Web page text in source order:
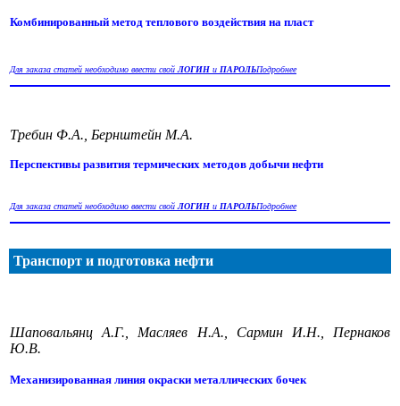
Комбинированный метод теплового воздействия на пласт
Для заказа статей необходимо ввести свойЛОГИН и ПАРОЛЬПодробнее
Требин Ф.А., Бернштейн М.А.
Перспективы развития термических методов добычи нефти
Для заказа статей необходимо ввести свойЛОГИН и ПАРОЛЬПодробнее
Транспорт и подготовка нефти
Шаповальянц А.Г., Масляев Н.А., Сармин И.Н., Пернаков
Ю.В.
Механизированная линия окраски металлических бочек